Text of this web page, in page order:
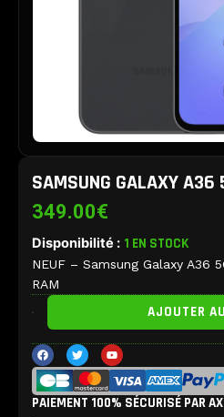
SAMSUNG GALAXY A36
349.00€
Disponibilité : 1 EN STOCK
NEUF – Samsung Galaxy A36
RAM
quantité
Galaxy
A36
5G
AJOUTER
F
a
c
e
b
o
T
w
i
t
t
e
Y
o
u
t
u
b
PAIEMENT 100% SÉCURISÉ PAR